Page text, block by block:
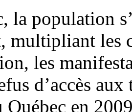
la population
multipliant les
les
d’accès
Québec en